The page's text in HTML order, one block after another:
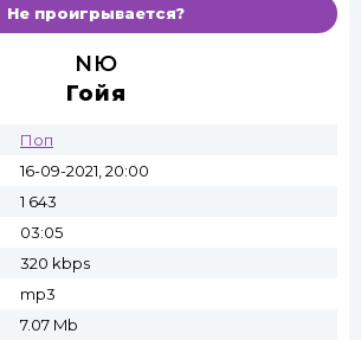
Не проигрывается?
NЮ
Гойя
Поп
16-09-2021, 20:00
1 643
03:05
320 kbps
mp3
7.07 Mb